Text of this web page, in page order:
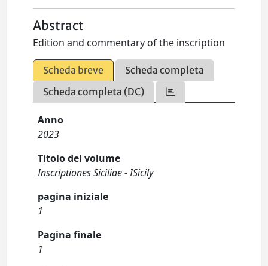
Abstract
Edition and commentary of the inscription
Scheda breve
Scheda completa
Scheda completa (DC)
Anno
2023
Titolo del volume
Inscriptiones Siciliae - ISicily
pagina iniziale
1
Pagina finale
1